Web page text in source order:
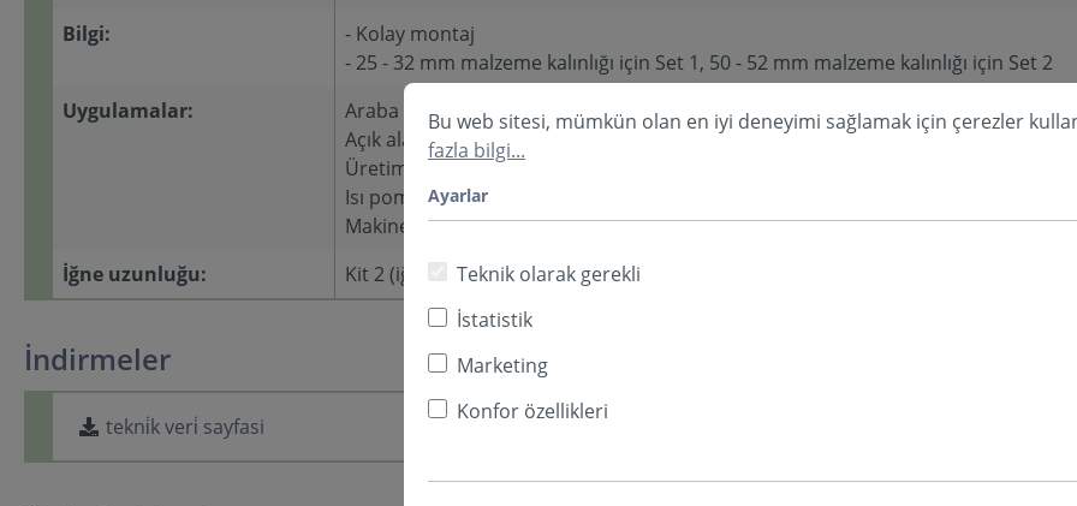
Bilgi:
- Kolay montaj
- 25 - 32 mm malzeme kalınlığı için Set 1, 50 - 52 mm malzeme kalınlığı için Set 2
Uygulamalar:
Araba | motor | tekne
Açık alan | havuz
Üretim sahası | atölye
Isı pompası | ısıtma havalandırma klima
Makine | kompresör | teknik oda
İğne uzunluğu:
Kit 2 (iğne uzunluğu: 63 mm)
İndirmeler
tekni̇k veri̇ sayfasi
Bu web sitesi, mümkün olan en iyi deneyimi sağlamak için çerezler
fazla bilgi...
Ayarlar
Teknik olarak gerekli
İstatistik
Marketing
Konfor özellikleri